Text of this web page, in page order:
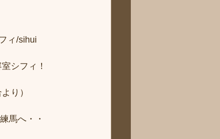
ィ/sihui
シフィ！
り）
馬へ・・